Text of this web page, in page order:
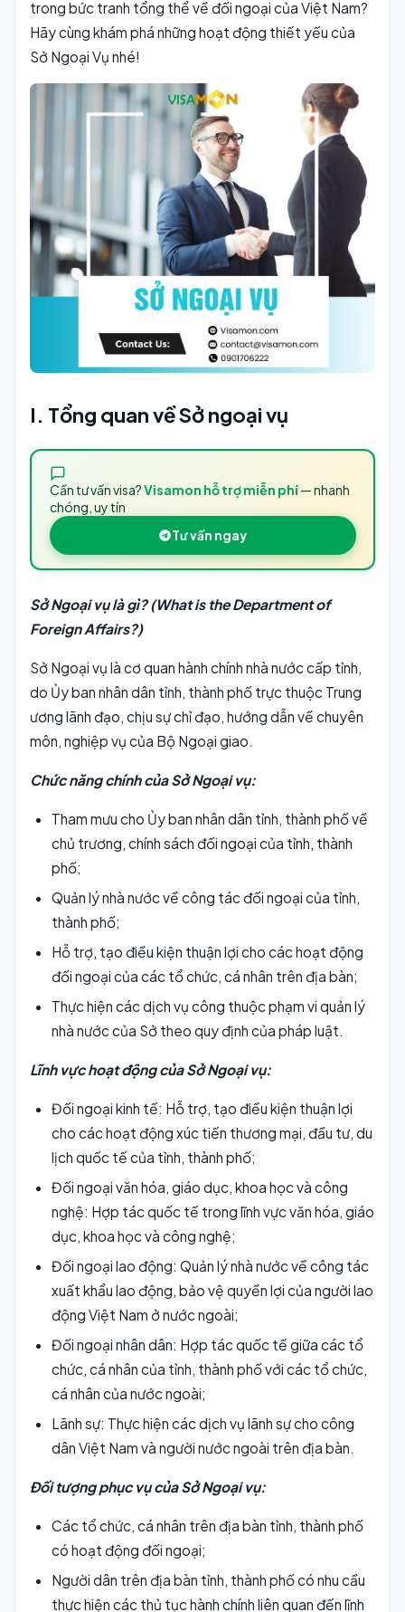
trong bức tranh tổng thể về đối ngoại của Việt Nam?
Hãy cùng khám phá những hoạt động thiết yếu của
Sở Ngoại Vụ nhé!
I. Tổng quan về Sở ngoại vụ
Cần tư vấn visa?Visamon hỗ trợ miễn phí— nhanh
chóng, uy tín
Tư vấn ngay
Sở Ngoại vụ là gì? (What is the Department of
Foreign Affairs?)
Sở Ngoại vụ là cơ quan hành chính nhà nước cấp tỉnh,
do Ủy ban nhân dân tỉnh, thành phố trực thuộc Trung
ương lãnh đạo, chịu sự chỉ đạo, hướng dẫn về chuyên
môn, nghiệp vụ của Bộ Ngoại giao.
Chức năng chính của Sở Ngoại vụ:
Tham mưu cho Ủy ban nhân dân tỉnh, thành phố về
chủ trương, chính sách đối ngoại của tỉnh, thành
phố;
Quản lý nhà nước về công tác đối ngoại của tỉnh,
thành phố;
Hỗ trợ, tạo điều kiện thuận lợi cho các hoạt động
đối ngoại của các tổ chức, cá nhân trên địa bàn;
Thực hiện các dịch vụ công thuộc phạm vi quản lý
nhà nước của Sở theo quy định của pháp luật.
Lĩnh vực hoạt động của Sở Ngoại vụ:
Đối ngoại kinh tế: Hỗ trợ, tạo điều kiện thuận lợi
cho các hoạt động xúc tiến thương mại, đầu tư, du
lịch quốc tế của tỉnh, thành phố;
Đối ngoại văn hóa, giáo dục, khoa học và công
nghệ: Hợp tác quốc tế trong lĩnh vực văn hóa, giáo
dục, khoa học và công nghệ;
Đối ngoại lao động: Quản lý nhà nước về công tác
xuất khẩu lao động, bảo vệ quyền lợi của người lao
động Việt Nam ở nước ngoài;
Đối ngoại nhân dân: Hợp tác quốc tế giữa các tổ
chức, cá nhân của tỉnh, thành phố với các tổ chức,
cá nhân của nước ngoài;
Lãnh sự: Thực hiện các dịch vụ lãnh sự cho công
dân Việt Nam và người nước ngoài trên địa bàn.
Đối tượng phục vụ của Sở Ngoại vụ:
Các tổ chức, cá nhân trên địa bàn tỉnh, thành phố
có hoạt động đối ngoại;
Người dân trên địa bàn tỉnh, thành phố có nhu cầu
thực hiện các thủ tục hành chính liên quan đến lĩnh